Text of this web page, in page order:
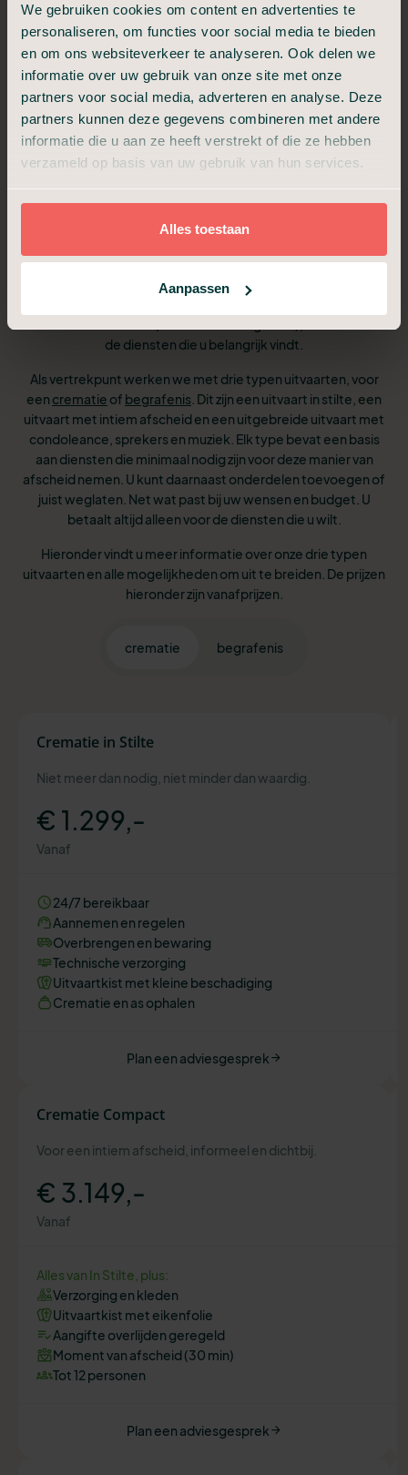
We gebruiken cookies om content en advertenties te
personaliseren, om functies voor social media te bieden
en om ons websiteverkeer te analyseren. Ook delen we
informatie over uw gebruik van onze site met onze
partners voor social media, adverteren en analyse. Deze
partners kunnen deze gegevens combineren met andere
informatie die u aan ze heeft verstrekt of die ze hebben
verzameld op basis van uw gebruik van hun services.
Alles toestaan
Aanpassen
6 We bespreken de dag van de uitvaart
7
We verzorgen het afscheid op de locatie van
de uitvaart
Pakketten en tarieven
vergelijken
de diensten die u belangrijk vindt.
Als vertrekpunt werken we met drie typen uitvaarten, voor
een crematie of begrafenis . Dit zijn een uitvaart in stilte, een
uitvaart met intiem afscheid en een uitgebreide uitvaart met
condoleance, sprekers en muziek. Elk type bevat een basis
aan diensten die minimaal nodig zijn voor deze manier van
afscheid nemen. U kunt daarnaast onderdelen toevoegen of
juist weglaten. Net wat past bij uw wensen en budget. U
betaalt altijd alleen voor de diensten die u wilt.
Hieronder vindt u meer informatie over onze drie typen
uitvaarten en alle mogelijkheden om uit te breiden. De prijzen
hieronder zijn vanafprijzen.
crematie begrafenis
Crematie in Stilte
Niet meer dan nodig, niet minder dan waardig.
€ 1.299,-
Vanaf
24/7 bereikbaar
Aannemen en regelen
Overbrengen en bewaring
Technische verzorging
Uitvaartkist met kleine beschadiging
Crematie en as ophalen
Plan een adviesgesprek
Crematie Compact
Voor een intiem afscheid, informeel en dichtbij.
€ 3.149,-
Vanaf
Alles van In Stilte, plus:
Verzorging en kleden
Uitvaartkist met eikenfolie
Aangifte overlijden geregeld
Moment van afscheid (30 min)
Tot 12 personen
Plan een adviesgesprek